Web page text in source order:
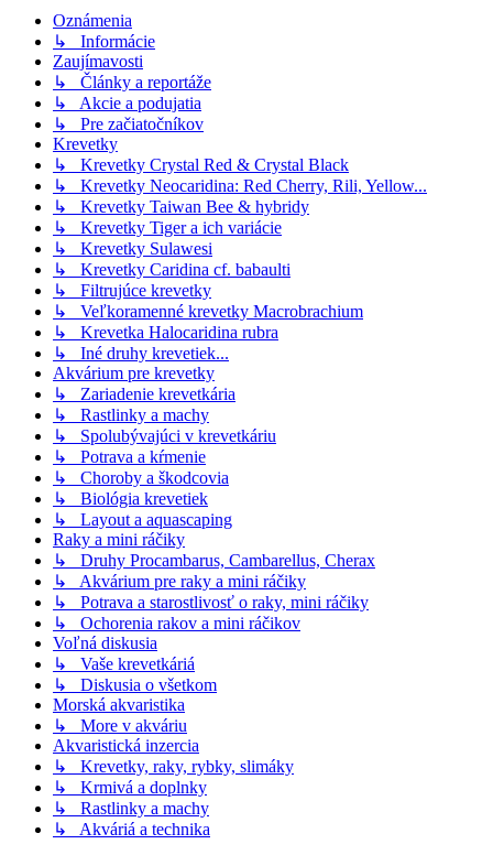
Oznámenia
↳ Informácie
Zaujímavosti
↳ Články a reportáže
↳ Akcie a podujatia
↳ Pre začiatočníkov
Krevetky
↳ Krevetky Crystal Red & Crystal Black
↳ Krevetky Neocaridina: Red Cherry, Rili, Yellow...
↳ Krevetky Taiwan Bee & hybridy
↳ Krevetky Tiger a ich variácie
↳ Krevetky Sulawesi
↳ Krevetky Caridina cf. babaulti
↳ Filtrujúce krevetky
↳ Veľkoramenné krevetky Macrobrachium
↳ Krevetka Halocaridina rubra
↳ Iné druhy krevetiek...
Akvárium pre krevetky
↳ Zariadenie krevetkária
↳ Rastlinky a machy
↳ Spolubývajúci v krevetkáriu
↳ Potrava a kŕmenie
↳ Choroby a škodcovia
↳ Biológia krevetiek
↳ Layout a aquascaping
Raky a mini ráčiky
↳ Druhy Procambarus, Cambarellus, Cherax
↳ Akvárium pre raky a mini ráčiky
↳ Potrava a starostlivosť o raky, mini ráčiky
↳ Ochorenia rakov a mini ráčikov
Voľná diskusia
↳ Vaše krevetkáriá
↳ Diskusia o všetkom
Morská akvaristika
↳ More v akváriu
Akvaristická inzercia
↳ Krevetky, raky, rybky, slimáky
↳ Krmivá a doplnky
↳ Rastlinky a machy
↳ Akváriá a technika